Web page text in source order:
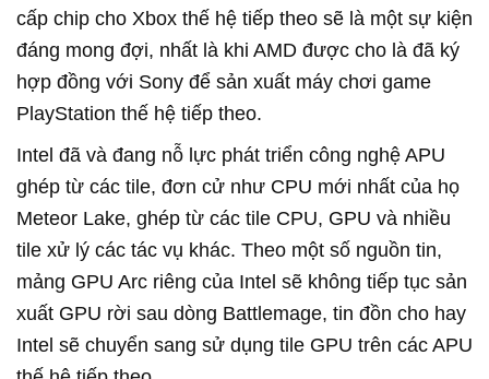
cấp chip cho Xbox thế hệ tiếp theo sẽ là một sự kiện
đáng mong đợi, nhất là khi AMD được cho là đã ký
hợp đồng với Sony để sản xuất máy chơi game
PlayStation thế hệ tiếp theo.
Intel đã và đang nỗ lực phát triển công nghệ APU
ghép từ các tile, đơn cử như CPU mới nhất của họ
Meteor Lake, ghép từ các tile CPU, GPU và nhiều
tile xử lý các tác vụ khác. Theo một số nguồn tin,
mảng GPU Arc riêng của Intel sẽ không tiếp tục sản
xuất GPU rời sau dòng Battlemage, tin đồn cho hay
Intel sẽ chuyển sang sử dụng tile GPU trên các APU